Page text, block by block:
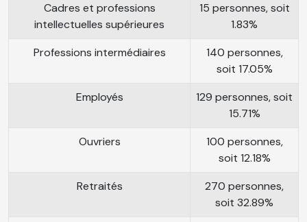
Cadres et professions
intellectuelles supérieures
15 personnes, soit
1.83%
Professions intermédiaires
140 personnes,
soit 17.05%
Employés
129 personnes, soit
15.71%
Ouvriers
100 personnes,
soit 12.18%
Retraités
270 personnes,
soit 32.89%